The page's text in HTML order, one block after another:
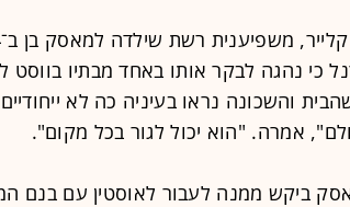
והשכונה נראו בעיניה כה לא
אמרה. "הוא יכול לגור בכל מקום".
ביקש ממנה לעבור לאוסטין עם בנם